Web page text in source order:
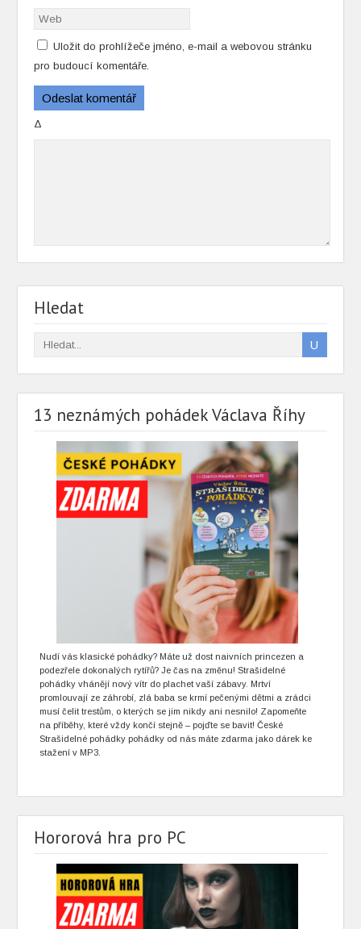
Uložit do prohlížeče jméno, e-mail a webovou stránku
pro budoucí komentáře.
Δ
Hledat
13 neznámých pohádek Václava Říhy
Nudí vás klasické pohádky? Máte už dost naivních princezen a
podezřele dokonalých rytířů? Je čas na změnu! Strašidelné
pohádky vhánějí nový vítr do plachet vaší zábavy. Mrtví
promlouvají ze záhrobí, zlá baba se krmí pečenými dětmi a zrádci
musí čelit trestům, o kterých se jim nikdy ani nesnilo! Zapomeňte
na příběhy, které vždy končí stejně – pojďte se bavit! České
Strašidelné pohádky pohádky od nás máte zdarma jako dárek ke
stažení v MP3.
Hororová hra pro PC